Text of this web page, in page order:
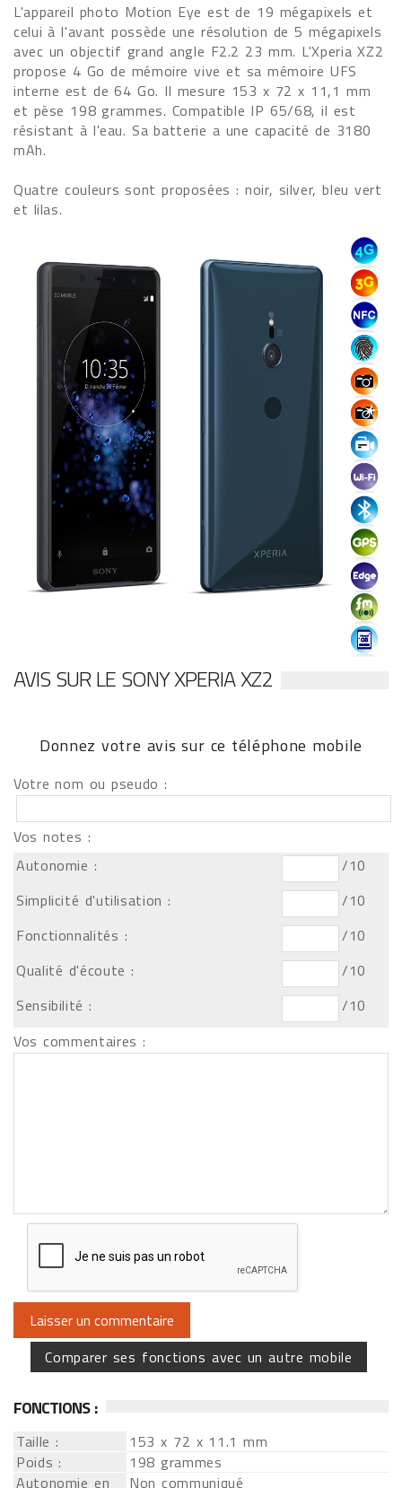
L'appareil photo Motion Eye est de 19 mégapixels et
celui à l'avant possède une résolution de 5 mégapixels
avec un objectif grand angle F2.2 23 mm. L'Xperia XZ2
propose 4 Go de mémoire vive et sa mémoire UFS
interne est de 64 Go. Il mesure 153 x 72 x 11,1 mm
et pèse 198 grammes. Compatible IP 65/68, il est
résistant à l'eau. Sa batterie a une capacité de 3180
mAh.
Quatre couleurs sont proposées : noir, silver, bleu vert
et lilas.
AVIS SUR LE SONY XPERIA XZ2
Donnez votre avis sur ce téléphone mobile
Votre nom ou pseudo :
Vos notes :
Autonomie :
/10
Simplicité d'utilisation :
/10
Fonctionnalités :
/10
Qualité d'écoute :
/10
Sensibilité :
/10
Vos commentaires :
Comparer ses fonctions avec un autre mobile
FONCTIONS :
Taille :
153 x 72 x 11.1 mm
Poids :
198 grammes
Autonomie en
Non communiqué